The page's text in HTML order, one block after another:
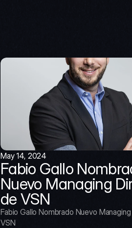
May 14, 2024
Fabio Gallo
Nuevo Managing
de VSN
Fabio Gallo Nombrado Nuevo
VSN